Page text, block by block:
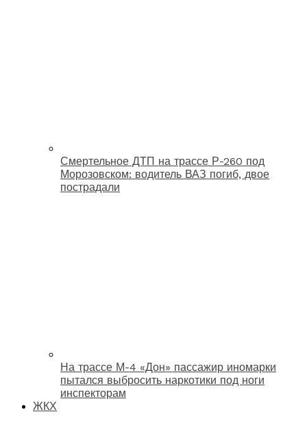
Смертельное ДТП на трассе Р-260 под
Морозовском: водитель ВАЗ погиб, двое
пострадали
На трассе М-4 «Дон» пассажир иномарки
пытался выбросить наркотики под ноги
инспекторам
ЖКХ